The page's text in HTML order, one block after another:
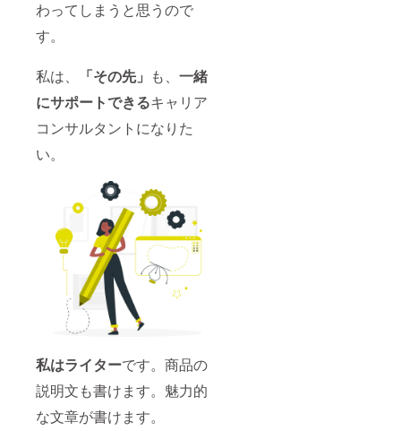
わってしまうと思うので
す。
私は、
「その先」 も、 一緒
にサポートできるキャリア
コンサルタントになりた
い。
私はライターです。商品の
説明文も書けます。魅力的
な文章が書けます。